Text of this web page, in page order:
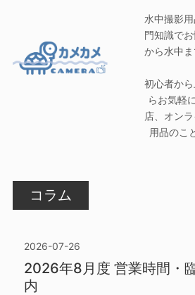
水中撮影
門知識で
から水中
初心者か
らお気軽
店、オン
用品のこ
コラム
2026-07-26
2026年8月度 営業時間・
内